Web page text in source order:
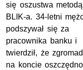
się oszustwa
BLIK-a. 34-letni
podszywał się za
pracownika banku i
twierdził, że
na koncie